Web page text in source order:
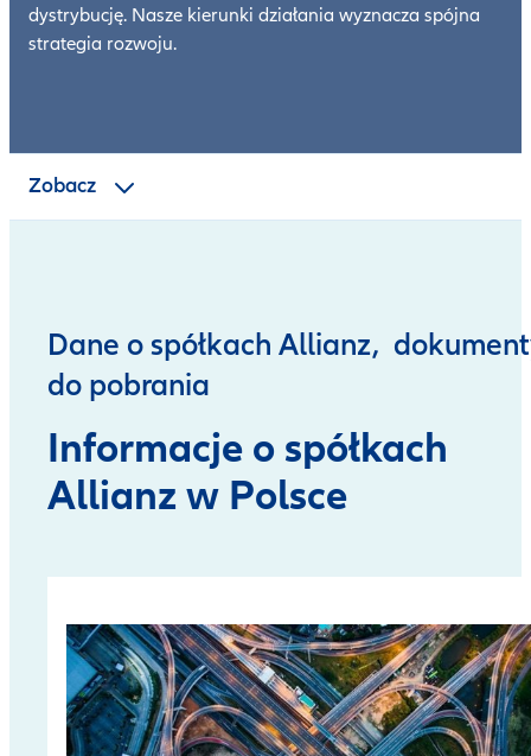
dystrybucję. Nasze kierunki działania wyznacza spójna
strategia rozwoju.
Zobacz
CSR
Great Place to Work
Dane o spółkach Allianz,
do pobrania
Informacje o spółkach
Allianz w Polsce